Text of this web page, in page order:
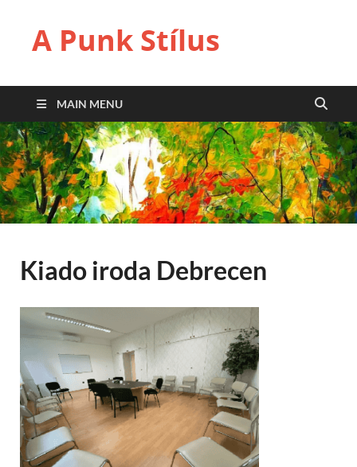
A Punk Stílus
MAIN MENU
Kiado iroda Debrecen